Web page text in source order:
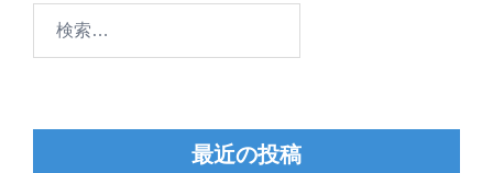
最近の投稿